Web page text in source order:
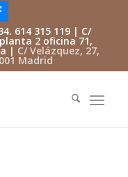
614 315 119 | C/
2 oficina 71,
| C/ Velázquez, 27,
Madrid